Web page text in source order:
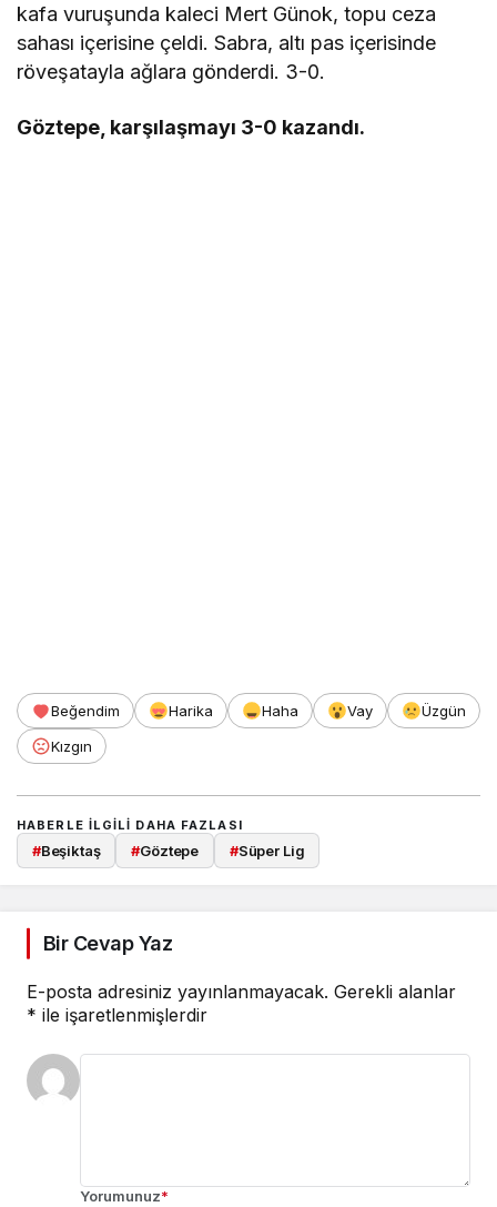
kafa vuruşunda kaleci Mert Günok, topu ceza
sahası içerisine çeldi. Sabra, altı pas içerisinde
röveşatayla ağlara gönderdi. 3-0.
Göztepe, karşılaşmayı 3-0 kazandı.
Beğendim Harika Haha Vay
Üzgün
Kızgın
HABERLE ILGILI DAHA FAZLASI
#Beşiktaş #Göztepe #Süper Lig
Bir Cevap Yaz
E-posta adresiniz yayınlanmayacak. Gerekli alanlar
* ile işaretlenmişlerdir
Yorumunuz*